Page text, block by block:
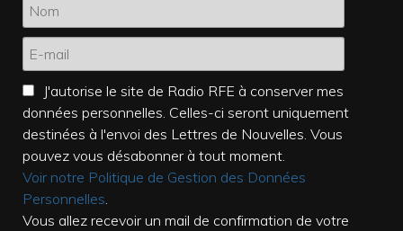
J'autorise le site de Radio RFE à conserver mes
données personnelles. Celles-ci seront uniquement
destinées à l'envoi des Lettres de Nouvelles. Vous
pouvez vous désabonner à tout moment.
Voir notre Politique de Gestion des Données
Personnelles.
Vous allez recevoir un mail de confirmation de votre